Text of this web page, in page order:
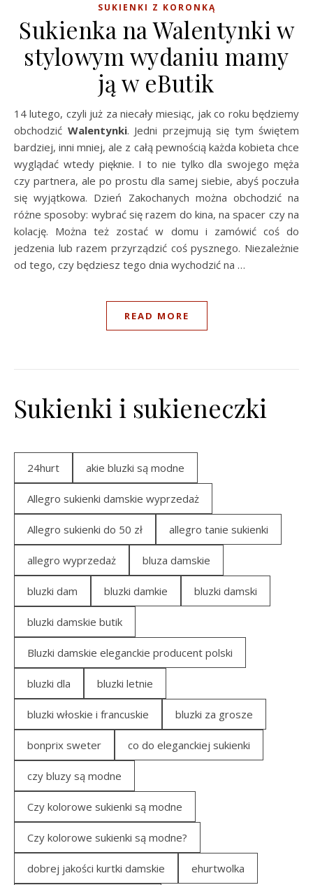
SUKIENKI Z KORONKĄ
Sukienka na Walentynki w
stylowym wydaniu mamy
ją w eButik
14 lutego, czyli już za niecały miesiąc, jak co roku będziemy
obchodzić Walentynki. Jedni przejmują się tym świętem
bardziej, inni mniej, ale z całą pewnością każda kobieta chce
wyglądać wtedy pięknie. I to nie tylko dla swojego męża
czy partnera, ale po prostu dla samej siebie, abyś poczuła
się wyjątkowa. Dzień Zakochanych można obchodzić na
różne sposoby: wybrać się razem do kina, na spacer czy na
kolację. Można też zostać w domu i zamówić coś do
jedzenia lub razem przyrządzić coś pysznego. Niezależnie
od tego, czy będziesz tego dnia wychodzić na …
READ MORE
Sukienki i sukieneczki
24hurt akie bluzki są modne
Allegro sukienki damskie wyprzedaż
Allegro sukienki do 50 zł allegro tanie sukienki
allegro wyprzedaż bluza damskie
bluzki dam bluzki damkie bluzki damski
bluzki damskie butik
Bluzki damskie eleganckie producent polski
bluzki dla bluzki letnie
bluzki włoskie i francuskie bluzki za grosze
bonprix sweter co do eleganckiej sukienki
czy bluzy są modne
Czy kolorowe sukienki są modne
Czy kolorowe sukienki są modne?
dobrej jakości kurtki damskie ehurtwolka